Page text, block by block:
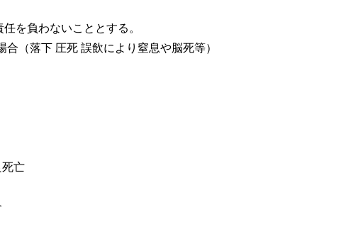
を負わないこととする。
（落下 圧死 誤飲により窒息や脳死等）
亡